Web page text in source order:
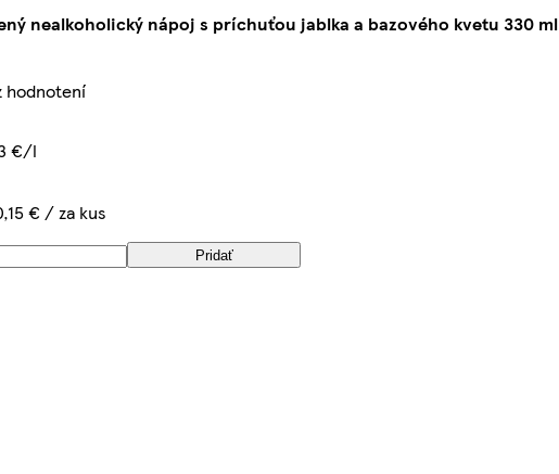
nealkoholický nápoj s príchuťou jablka a bazového kvetu 330 ml
hodnotení
€/l
€ / za kus
Pridať